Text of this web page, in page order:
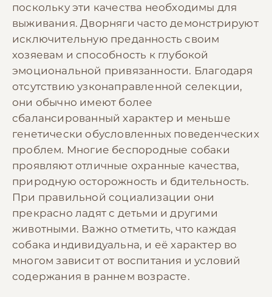
поскольку эти качества необходимы для
выживания. Дворняги часто демонстрируют
исключительную преданность своим
хозяевам и способность к глубокой
эмоциональной привязанности. Благодаря
отсутствию узконаправленной селекции,
они обычно имеют более
сбалансированный характер и меньше
генетически обусловленных поведенческих
проблем. Многие беспородные собаки
проявляют отличные охранные качества,
природную осторожность и бдительность.
При правильной социализации они
прекрасно ладят с детьми и другими
животными. Важно отметить, что каждая
собака индивидуальна, и её характер во
многом зависит от воспитания и условий
содержания в раннем возрасте.